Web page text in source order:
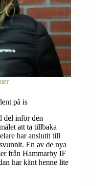
på is
del inför den
att ta tillbaka
har anslutit till
En av de nya
från Hammarby IF
har känt henne lite